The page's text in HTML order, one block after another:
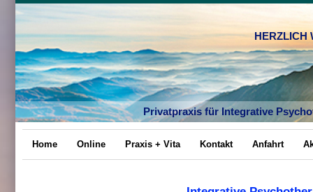
HERZLICH
Privatpraxis für Integrative
Home Online Praxis + Vita Kontakt Anfahrt